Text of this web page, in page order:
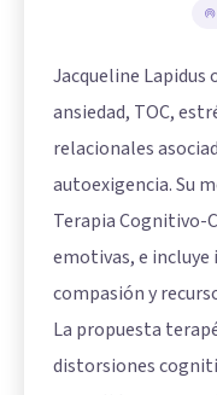
Jacqueline Lapidus
ansiedad, TOC,
relacionales
autoexigencia. Su
Terapia Cognitivo-
emotivas, e incluye
compasión y
La propuesta
distorsiones